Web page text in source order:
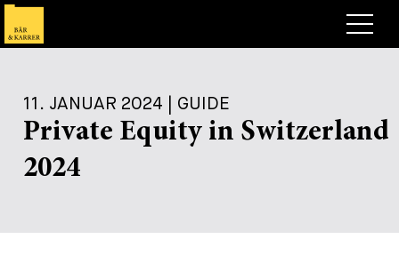
Expertise
Deals, Cases & News
Corporate News
+
Briefing
Über Bär & Karrer
11. JANUAR 2024 | GUIDE
Private Equity in Switzerland
2024